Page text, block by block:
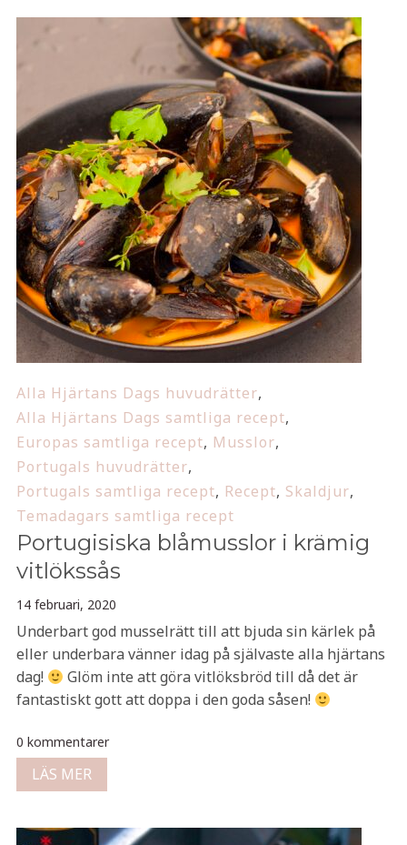
Alla Hjärtans Dags huvudrätter,
Alla Hjärtans Dags samtliga recept,
Europas samtliga recept, Musslor,
Portugals huvudrätter,
Portugals samtliga recept, Recept, Skaldjur,
Temadagars samtliga recept
Portugisiska blåmusslor i krämig
vitlökssås
14 februari, 2020
Underbart god musselrätt till att bjuda sin kärlek på
eller underbara vänner idag på självaste alla hjärtans
dag!
Glöm inte att göra vitlöksbröd till då det är
fantastiskt gott att doppa i den goda såsen!
0 kommentarer
LÄS MER